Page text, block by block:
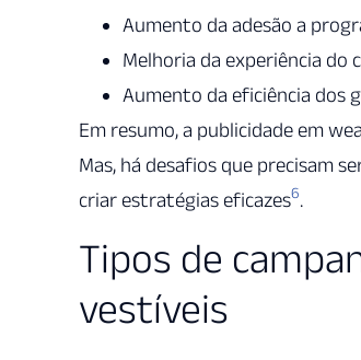
Aumento da adesão a
Melhoria da experiência do
Aumento da eficiência dos
Em resumo, a publicidade em
Mas, há desafios que precisam
criar estratégias eficazes6.
Tipos de
vestíveis